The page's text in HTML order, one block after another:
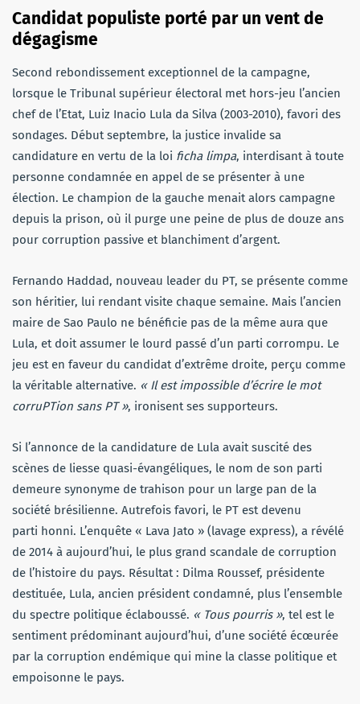
Candidat populiste porté par un vent de
dégagisme
Second rebondissement exceptionnel de la campagne,
lorsque le Tribunal supérieur électoral met hors-jeu l’ancien
chef de l’Etat, Luiz Inacio Lula da Silva (2003-2010), favori des
sondages. Début septembre, la justice invalide sa
candidature en vertu de la loi ficha limpa, interdisant à toute
personne condamnée en appel de se présenter à une
élection. Le champion de la gauche menait alors campagne
depuis la prison, où il purge une peine de plus de douze ans
pour corruption passive et blanchiment d’argent.
Fernando Haddad, nouveau leader du PT, se présente comme
son héritier, lui rendant visite chaque semaine. Mais l’ancien
maire de Sao Paulo ne bénéficie pas de la même aura que
Lula, et doit assumer le lourd passé d’un parti corrompu. Le
jeu est en faveur du candidat d’extrême droite, perçu comme
la véritable alternative. « Il est impossible d’écrire le mot
corruPTion sans PT », ironisent ses supporteurs.
Si l’annonce de la candidature de Lula avait suscité des
scènes de liesse quasi-évangéliques, le nom de son parti
demeure synonyme de trahison pour un large pan de la
société brésilienne. Autrefois favori, le PT est devenu
parti honni. L’enquête « Lava Jato » (lavage express), a révélé
de 2014 à aujourd’hui, le plus grand scandale de corruption
de l’histoire du pays. Résultat : Dilma Roussef, présidente
destituée, Lula, ancien président condamné, plus l’ensemble
du spectre politique éclaboussé. « Tous pourris », tel est le
sentiment prédominant aujourd’hui, d’une société écœurée
par la corruption endémique qui mine la classe politique et
empoisonne le pays.